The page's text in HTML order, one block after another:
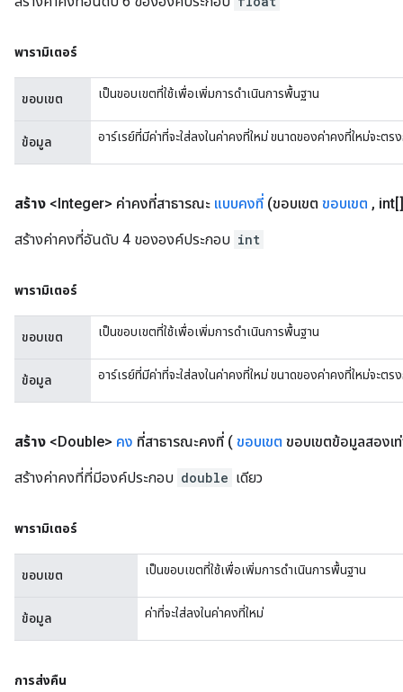
พารามิเตอร์
ขอบเขต เป็นขอบเขตที่ใช้เพื่อเพิ่มการดำเนินการพื้นฐาน
ข้อมูล อาร์เรย์ที่มีค่าที่จะใส่ลงในค่าคงที่ใหม่ ขนาดของค่าคงที่ใหม่จะตร
สร้าง <Integer> ค่าคงที่สาธารณะ แบบคงที่ (ขอบเขต ขอบเขต ,
สร้างค่าคงที่อันดับ 4 ขององค์ประกอบ int
พารามิเตอร์
ขอบเขต เป็นขอบเขตที่ใช้เพื่อเพิ่มการดำเนินการพื้นฐาน
ข้อมูล อาร์เรย์ที่มีค่าที่จะใส่ลงในค่าคงที่ใหม่ ขนาดของค่าคงที่ใหม่จะตร
สร้าง <Double> คง ที่สาธารณะคงที่ ( ขอบเขต ขอบเขตข้อมูลสองเ
สร้างค่าคงที่ที่มีองค์ประกอบ double เดียว
พารามิเตอร์
ขอบเขต เป็นขอบเขตที่ใช้เพื่อเพิ่มการดำเนินการพื้นฐาน
ข้อมูล ค่าที่จะใส่ลงในค่าคงที่ใหม่
การส่งคืน